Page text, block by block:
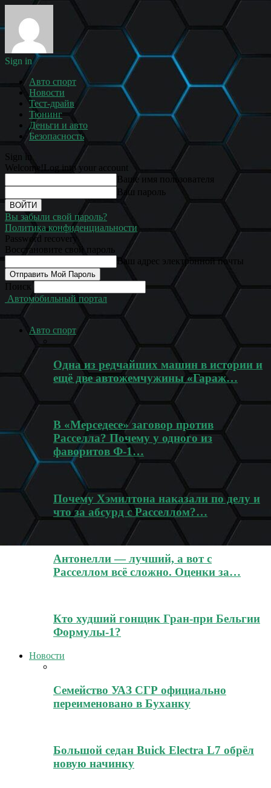
Sign in
Авто спорт
Новости
Тест-драйв
Тюнинг
Деньги и авто
Безопасность
Sign in
Welcome! Log into your account
Ваше имя пользователя
Ваш пароль
Вы забыли свой пароль?
Политика конфиденциальности
Password recovery
Восстановите свой пароль
Ваш адрес электронной почты
Поиск
Автомобильный портал
Авто спорт
Одна из редчайших машин в истории и
ещё две автожемчужины «Гараж…
В «Мерседесе» заговор против
Расселла? Почему у одного из
фаворитов Ф-1…
Почему Хэмилтона наказали по делу и
что за абсурд с Расселлом?…
Антонелли — лучший, а вот с
Расселлом всё сложно. Оценки за…
Кто худший гонщик Гран-при Бельгии
Формулы-1?
Новости
Семейство УАЗ СГР официально
переименовано в Буханку
Большой седан Buick Electra L7 обрёл
новую начинку